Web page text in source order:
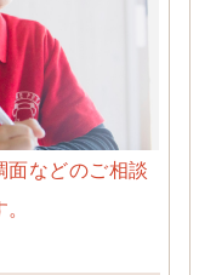
などのご相談